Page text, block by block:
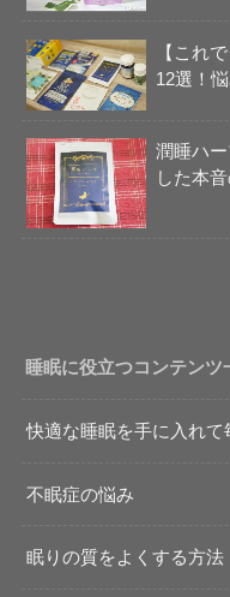
【これ
12選！
潤睡ハ
した本
睡眠に役立つコンテンツ
快適な睡眠を手に入れ
不眠症の悩み
眠りの質をよくする方法